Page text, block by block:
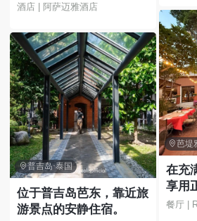
酒店 | 阿萨迈雅酒店
普吉岛·泰国
位于普吉岛芭东，靠近旅
游景点的安静住宿。
芭堤
在充
享用
餐厅 |